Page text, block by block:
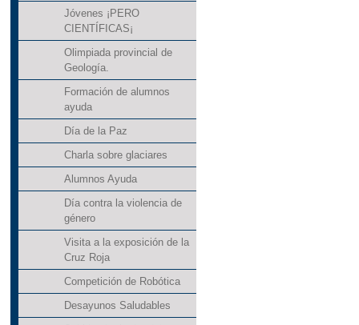
Jóvenes ¡PERO
CIENTÍFICAS¡
Olimpiada provincial de
Geología.
Formación de alumnos
ayuda
Día de la Paz
Charla sobre glaciares
Alumnos Ayuda
Día contra la violencia de
género
Visita a la exposición de la
Cruz Roja
Competición de Robótica
Desayunos Saludables